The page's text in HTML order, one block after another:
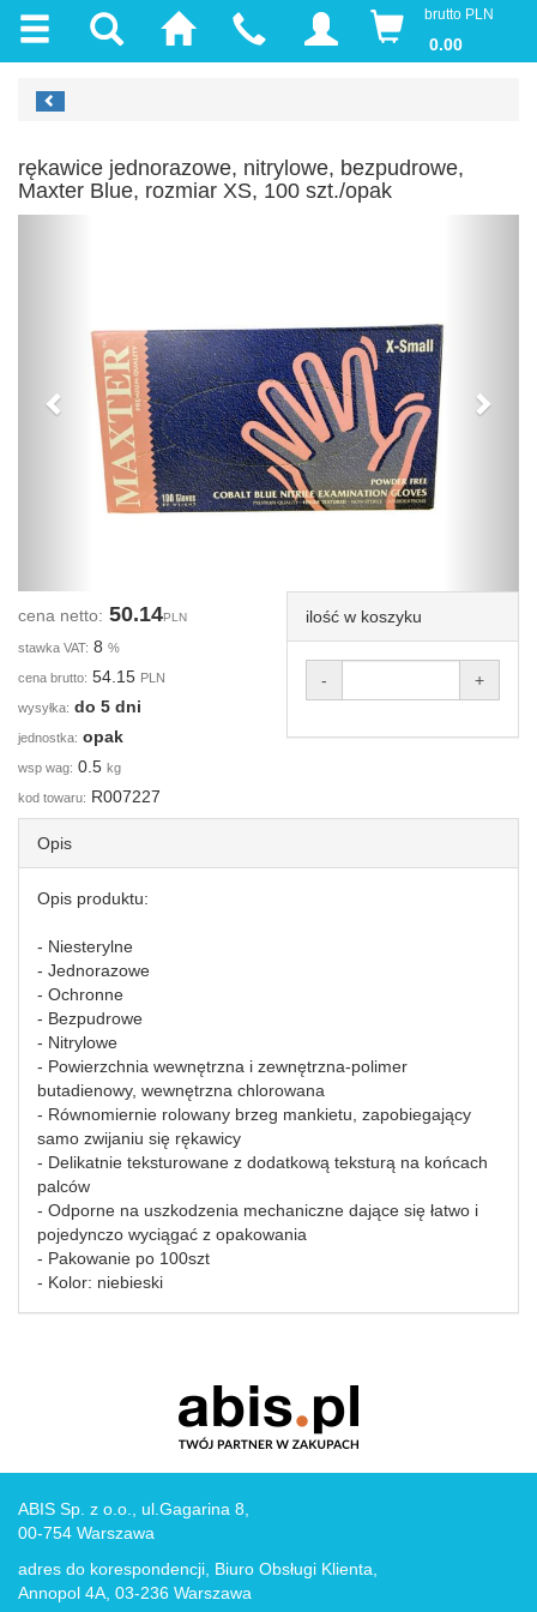
brutto PLN
0.00
rękawice jednorazowe, nitrylowe, bezpudrowe,
Maxter Blue, rozmiar XS, 100 szt./opak
cena netto: 50.14PLN
stawka VAT: 8 %
cena brutto: 54.15 PLN
wysyłka: do 5 dni
jednostka: opak
wsp wag: 0.5 kg
kod towaru: R007227
ilość w koszyku
- +
Opis
Opis produktu:
- Niesterylne
- Jednorazowe
- Ochronne
- Bezpudrowe
- Nitrylowe
- Powierzchnia wewnętrzna i zewnętrzna-polimer
butadienowy, wewnętrzna chlorowana
- Równomiernie rolowany brzeg mankietu, zapobiegający
samo zwijaniu się rękawicy
- Delikatnie teksturowane z dodatkową teksturą na końcach
palców
- Odporne na uszkodzenia mechaniczne dające się łatwo i
pojedynczo wyciągać z opakowania
- Pakowanie po 100szt
- Kolor: niebieski
ABIS Sp. z o.o., ul.Gagarina 8,
00-754 Warszawa
adres do korespondencji, Biuro Obsługi Klienta,
Annopol 4A, 03-236 Warszawa